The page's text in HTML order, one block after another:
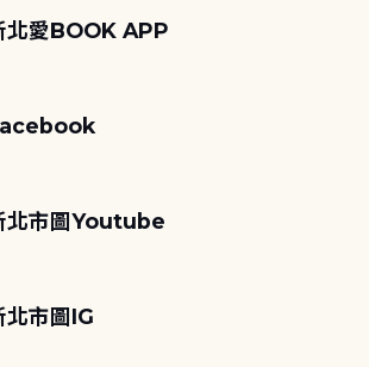
北愛BOOK APP
北市圖Youtube
北市圖IG